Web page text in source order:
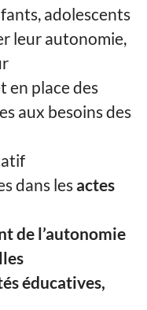
adolescents
leur autonomie,
en place des
aux besoins des
dans les actes
de l’autonomie
éducatives,